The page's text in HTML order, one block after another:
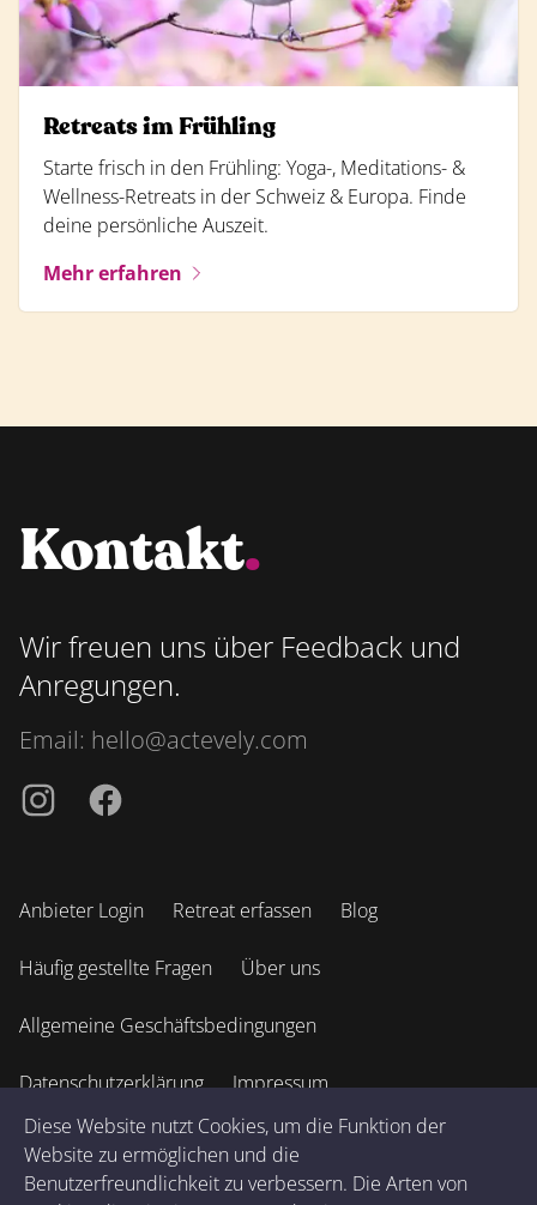
Diese Website nutzt Cookies, um die Funktion der
Website zu ermöglichen und die
Benutzerfreundlichkeit zu verbessern. Die Arten von
Retreats im Frühling
Starte frisch in den Frühling: Yoga-, Meditations- &
Wellness-Retreats in der Schweiz & Europa. Finde
deine persönliche Auszeit.
Mehr erfahren
Kontakt.
Wir freuen uns über Feedback und
Anregungen.
Email: hello@actevely.com
InstagrammFacebook
Anbieter Login Retreat erfassen Blog
Häufig gestellte Fragen Über uns
Allgemeine Geschäftsbedingungen
Datenschutzerklärung Impressum
© 2026 Actevely GmbH. Alle Rechte vorbehalten. v 2.9.6